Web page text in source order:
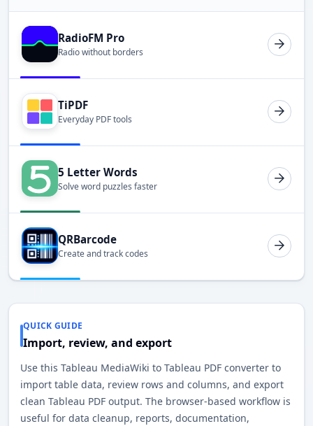
RadioFM Pro
Radio without borders
TiPDF
Everyday PDF tools
5 Letter Words
Solve word puzzles faster
QRBarcode
Create and track codes
QUICK GUIDE
Import, review, and export
Use this Tableau MediaWiki to Tableau PDF converter to
import table data, review rows and columns, and export
clean Tableau PDF output. The browser-based workflow is
useful for data cleanup, reports, documentation,